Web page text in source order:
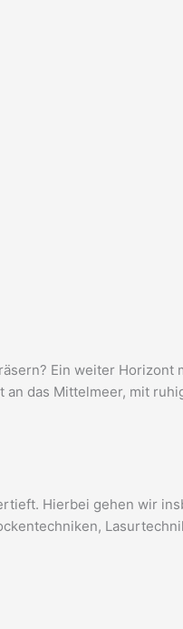
Ein weiter Horizont
das Mittelmeer, mit
Hierbei gehen wir